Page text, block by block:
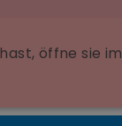
öffne sie im